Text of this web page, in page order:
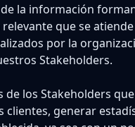
la información
que se
por la
Stakeholders.
de los Stakeholders
generar